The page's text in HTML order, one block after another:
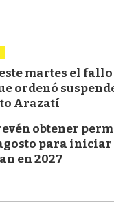
martes el
ordenó
Arazatí
obtener
para iniciar
en 2027